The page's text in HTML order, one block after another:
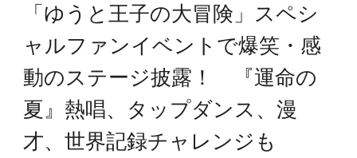
「ゆうと王子の大冒険」スペシ
ャルファンイベントで爆笑・感
動のステージ披露！ 『運命の
夏』熱唱、タップダンス、漫
才、世界記録チャレンジも